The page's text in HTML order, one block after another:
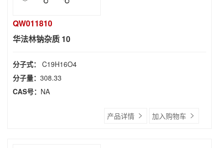
QW011810
华法林钠杂质 10
分子式： C19H16O4
分子量： 308.33
CAS号： NA
产品详情 加入购物车